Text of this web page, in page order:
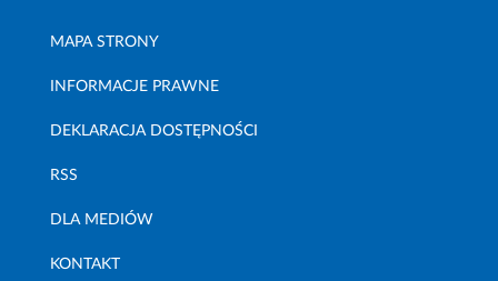
MAPA STRONY
INFORMACJE PRAWNE
DEKLARACJA DOSTĘPNOŚCI
RSS
DLA MEDIÓW
KONTAKT